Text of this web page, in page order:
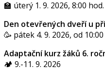
🏫 úterý 1. 9. 2026, 8:00
Den otevřených dveří u
🥳 pátek 4. 9. 2026, od
Adaptační kurz žáků 6.
🏕️ 9.-11. 9. 2026